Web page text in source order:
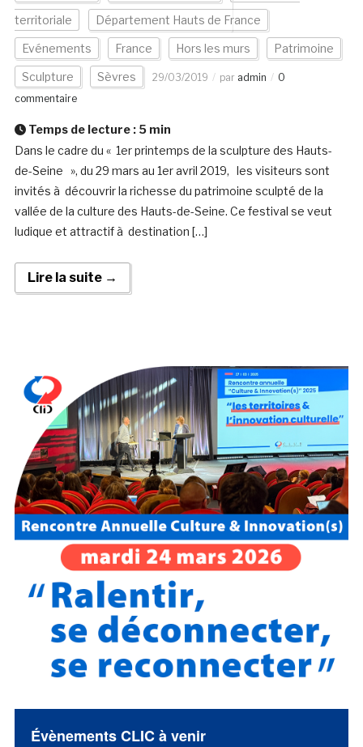
territoriale Département Hauts de France
Evénements France Hors les murs Patrimoine
Sculpture Sèvres 29/03/2019 par admin
0
commentaire
Temps de lecture : 5 min
Dans le cadre du « 1er printemps de la sculpture des Hauts-
de-Seine », du 29 mars au 1er avril 2019, les visiteurs sont
invités à découvrir la richesse du patrimoine sculpté de la
vallée de la culture des Hauts-de-Seine. Ce festival se veut
ludique et attractif à destination […]
Lire la suite →
Évènements CLIC à venir